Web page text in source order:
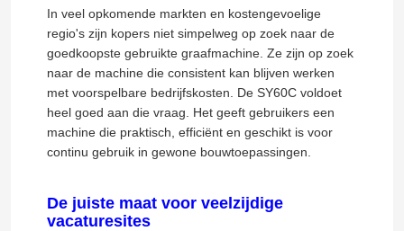
Gebruikte vrachtwagenkraan
Gebruikte Mixervrachtwagen
Gebruikte weggrader
Gebruikte wegrollers
In veel opkomende markten en kostengevoelige
regio's zijn kopers niet simpelweg op zoek naar de
goedkoopste gebruikte graafmachine. Ze zijn op zoek
naar de machine die consistent kan blijven werken
met voorspelbare bedrijfskosten. De SY60C voldoet
heel goed aan die vraag. Het geeft gebruikers een
machine die praktisch, efficiënt en geschikt is voor
continu gebruik in gewone bouwtoepassingen.
De juiste maat voor veelzijdige
vacaturesites